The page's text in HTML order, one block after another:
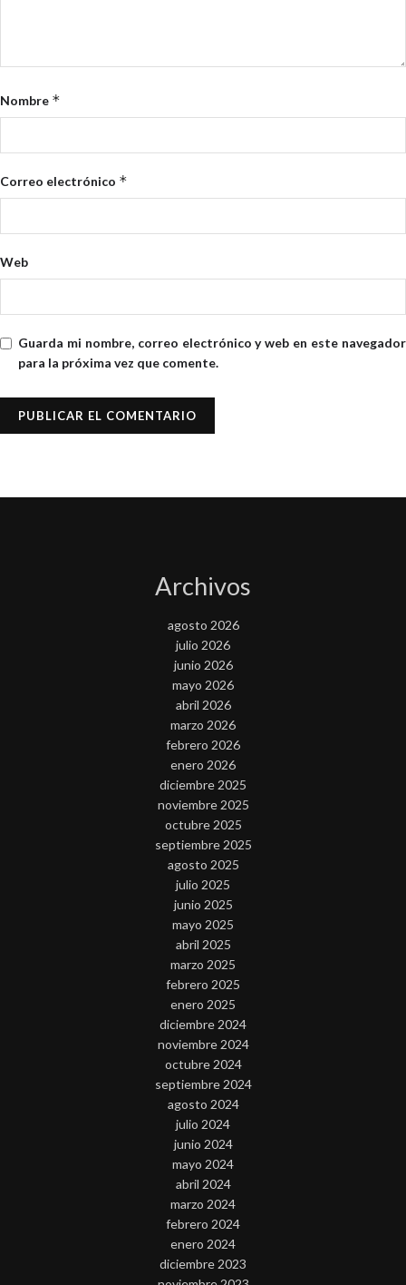
Nombre *
Correo electrónico *
Web
Guarda mi nombre, correo electrónico y web en este navegador
para la próxima vez que comente.
Archivos
agosto 2026
julio 2026
junio 2026
mayo 2026
abril 2026
marzo 2026
febrero 2026
enero 2026
diciembre 2025
noviembre 2025
octubre 2025
septiembre 2025
agosto 2025
julio 2025
junio 2025
mayo 2025
abril 2025
marzo 2025
febrero 2025
enero 2025
diciembre 2024
noviembre 2024
octubre 2024
septiembre 2024
agosto 2024
julio 2024
junio 2024
mayo 2024
abril 2024
marzo 2024
febrero 2024
enero 2024
diciembre 2023